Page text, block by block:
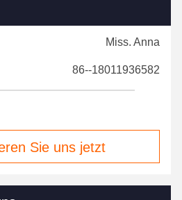
Miss. Anna
86--18011936582
Sie uns jetzt